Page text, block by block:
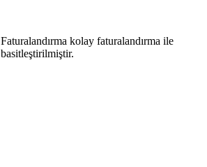
Faturalandırma kolay faturalandırma ile
basitleştirilmiştir.